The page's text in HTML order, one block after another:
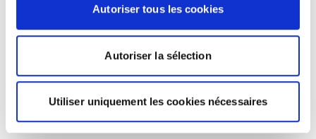
Autoriser tous les cookies
Autoriser la sélection
Utiliser uniquement les cookies nécessaires